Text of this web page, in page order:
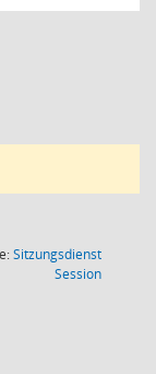
Sitzungsdienst
Session(Wird in